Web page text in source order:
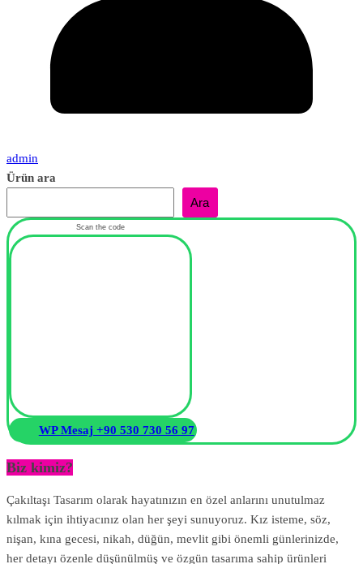
admin
Ürün ara
Ara
Scan the code
WP Mesaj +90 530 730 56 97
Biz kimiz?
Çakıltaşı Tasarım olarak hayatınızın en özel anlarını unutulmaz
kılmak için ihtiyacınız olan her şeyi sunuyoruz. Kız isteme, söz,
nişan, kına gecesi, nikah, düğün, mevlit gibi önemli günlerinizde,
her detayı özenle düşünülmüş ve özgün tasarıma sahip ürünleri